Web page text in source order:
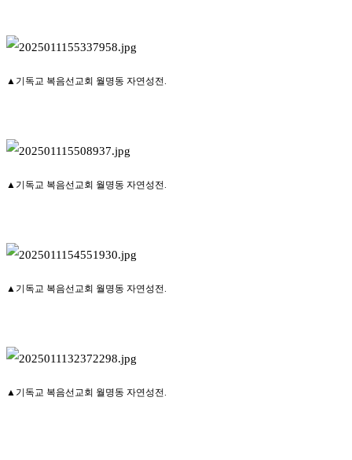
▲기독교 복음선교회 월명동 자연성전.
▲기독교 복음선교회 월명동 자연성전.
▲기독교 복음선교회 월명동 자연성전.
▲기독교 복음선교회 월명동 자연성전.